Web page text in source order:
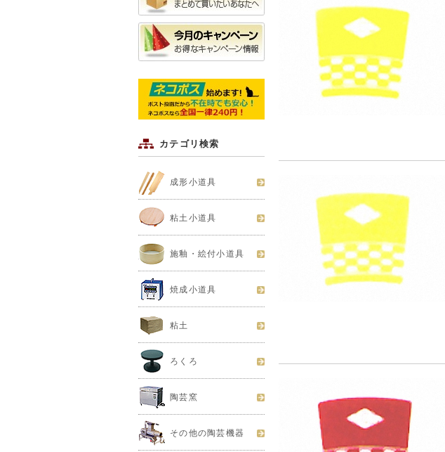
カテゴリ検索
成形小道具
粘土小道具
施釉・絵付小道具
焼成小道具
粘土
ろくろ
陶芸窯
その他の陶芸機器